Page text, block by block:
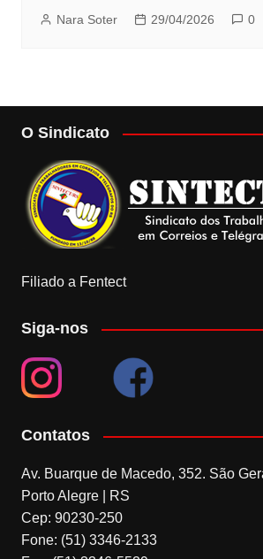
Nara Soter 29/04/2026 0
O Sindicato
Filiado a Fentect
Siga-nos
Contatos
Av. Buarque de Macedo, 352. São
Porto Alegre | RS
Cep: 90230-250
Fone: (51) 3346-2133